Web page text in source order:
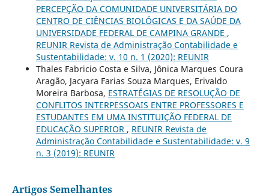
PERCEPÇÃO DA COMUNIDADE UNIVERSITÁRIA DO
CENTRO DE CIÊNCIAS BIOLÓGICAS E DA SAÚDE DA
UNIVERSIDADE FEDERAL DE CAMPINA GRANDE ,
REUNIR Revista de Administração Contabilidade e
Sustentabilidade: v. 10 n. 1 (2020): REUNIR
Thales Fabricio Costa e Silva, Jônica Marques Coura
Aragão, Jacyara Farias Souza Marques, Erivaldo
Moreira Barbosa, ESTRATÉGIAS DE RESOLUÇÃO DE
CONFLITOS INTERPESSOAIS ENTRE PROFESSORES E
ESTUDANTES EM UMA INSTITUIÇÃO FEDERAL DE
EDUCAÇÃO SUPERIOR , REUNIR Revista de
Administração Contabilidade e Sustentabilidade: v. 9
n. 3 (2019): REUNIR
Artigos Semelhantes